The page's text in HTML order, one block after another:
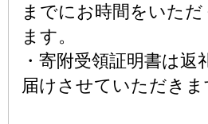
までにお時間をいた
ます。
・寄附受領証明書は返
届けさせていただきま